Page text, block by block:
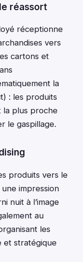
réassort
réceptionne
vers
cartons et
la
: les produits
la plus proche
le gaspillage.
produits vers le
impression
nuit à l’image
au
les
et stratégique